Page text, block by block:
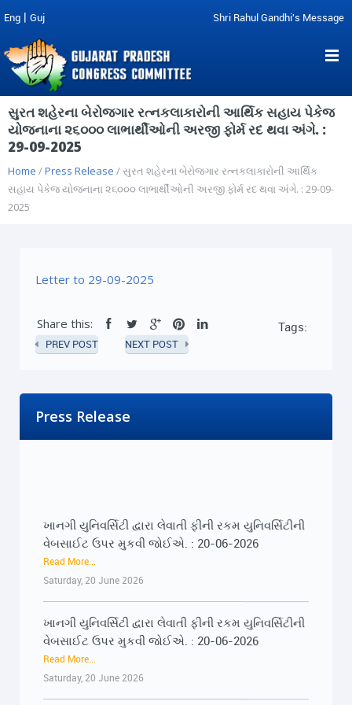
Eng | Guj Shri Rahul Gandhi's Message
સુરત શહેરના બેરોજગાર રત્નકલાકારોની આર્થિક સહાય પેકેજ
યોજનાના ૨૬૦૦૦ લાભાર્થીઓની અરજી ફોર્મ રદ થવા અંગે. :
29-09-2025
Home /Press Release / સુરત શહેરના બેરોજગાર રત્નકલાકારોની આર્થિક
સહાય પેકેજ યોજનાના ૨૬૦૦૦ લાભાર્થીઓની અરજી ફોર્મ રદ થવા અંગે. : 29-09-
2025
Letter to 29-09-2025
Share this: Tags:
PREV POST NEXT POST
Press Release
ખાનગી યુનિવર્સિટી દ્વારા લેવાતી ફીની રકમ યુનિવર્સિટીની
વેબસાઈટ ઉપર મુકવી જોઈએ. : 20-06-2026
Read More...
Saturday, 20 June 2026
ખાનગી યુનિવર્સિટી દ્વારા લેવાતી ફીની રકમ યુનિવર્સિટીની
વેબસાઈટ ઉપર મુકવી જોઈએ. : 20-06-2026
Read More...
Saturday, 20 June 2026